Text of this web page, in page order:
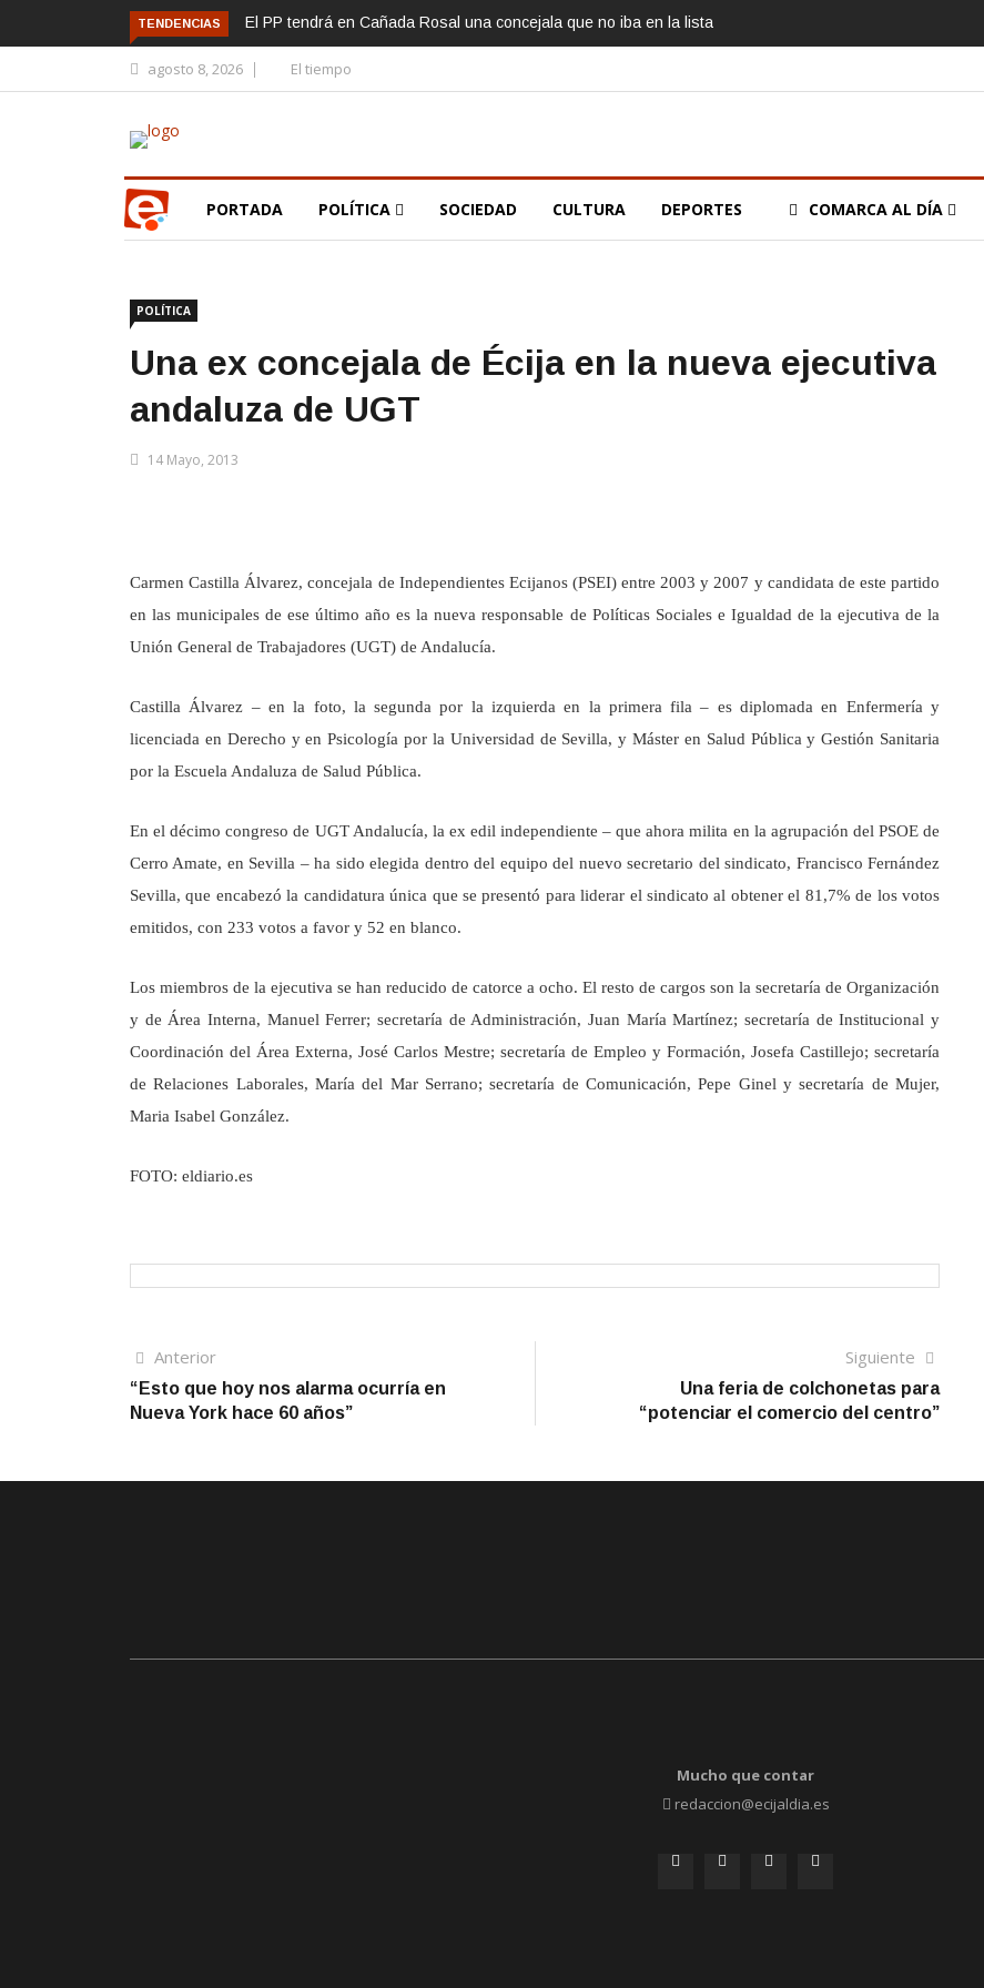
TENDENCIAS El PP tendrá en Cañada Rosal una concejala que no iba en la lista
agosto 8, 2026 El tiempo
PORTADA POLÍTICA SOCIEDAD CULTURA DEPORTES COMARCA AL DÍA
POLÍTICA
Una ex concejala de Écija en la nueva ejecutiva
andaluza de UGT
14 Mayo, 2013
Carmen Castilla Álvarez, concejala de Independientes Ecijanos (PSEI) entre 2003 y 2007 y candidata de este partido
en las municipales de ese último año es la nueva responsable de Políticas Sociales e Igualdad de la ejecutiva de la
Unión General de Trabajadores (UGT) de Andalucía.
Castilla Álvarez – en la foto, la segunda por la izquierda en la primera fila – es diplomada en Enfermería y
licenciada en Derecho y en Psicología por la Universidad de Sevilla, y Máster en Salud Pública y Gestión Sanitaria
por la Escuela Andaluza de Salud Pública.
En el décimo congreso de UGT Andalucía, la ex edil independiente – que ahora milita en la agrupación del PSOE de
Cerro Amate, en Sevilla – ha sido elegida dentro del equipo del nuevo secretario del sindicato, Francisco Fernández
Sevilla, que encabezó la candidatura única que se presentó para liderar el sindicato al obtener el 81,7% de los votos
emitidos, con 233 votos a favor y 52 en blanco.
Los miembros de la ejecutiva se han reducido de catorce a ocho. El resto de cargos son la secretaría de Organización
y de Área Interna, Manuel Ferrer; secretaría de Administración, Juan María Martínez; secretaría de Institucional y
Coordinación del Área Externa, José Carlos Mestre; secretaría de Empleo y Formación, Josefa Castillejo; secretaría
de Relaciones Laborales, María del Mar Serrano; secretaría de Comunicación, Pepe Ginel y secretaría de Mujer,
Maria Isabel González.
FOTO: eldiario.es
Navegación
de
AnteriorArtículo
anterior
“Esto que hoy nos alarma ocurría en
Nueva York hace 60 años”
Siguiente
artículo
Una feria de colchonetas para
“potenciar el comercio del centro”
Mucho que contar
redaccion@ecijaldia.es